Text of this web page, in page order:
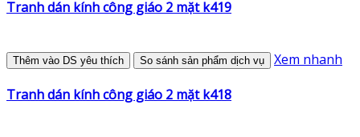
Tranh dán kính công giáo 2 mặt k419
Thêm vào DS yêu thích So sánh sản phẩm dịch vụ Xem nhanh
Tranh dán kính công giáo 2 mặt k418